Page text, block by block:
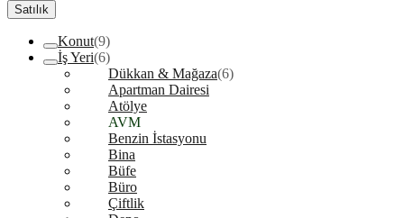
Satılık
Konut(9)
İş Yeri(6)
Dükkan & Mağaza(6)
Apartman Dairesi
Atölye
AVM
Benzin İstasyonu
Bina
Büfe
Büro
Çiftlik